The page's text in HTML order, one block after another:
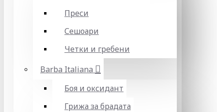
Преси
Сешоари
Четки и гребени
Barba Italiana
Боя и оксидант
Грижа за брадата